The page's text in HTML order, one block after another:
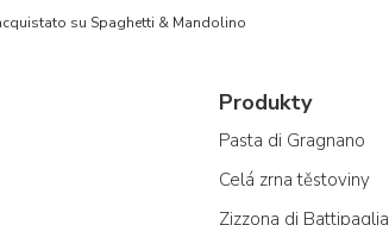
su Spaghetti & Mandolino
Produkty
Pasta di Gragnano
Celá zrna těstoviny
Zizzona di Battipaglia